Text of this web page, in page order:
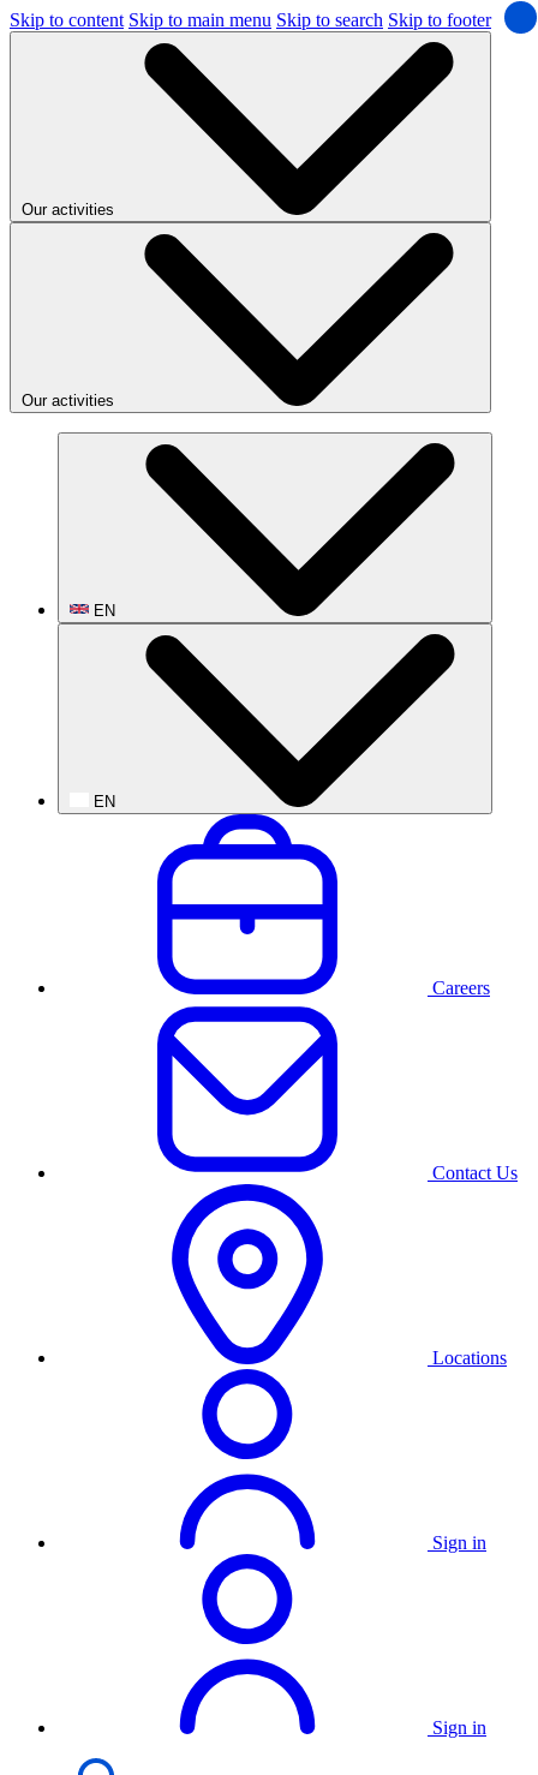
Skip to content Skip to main menu Skip to search Skip to footer
Our activities
Our activities
EN
EN
Careers
Contact Us
Locations
Sign in
Sign in